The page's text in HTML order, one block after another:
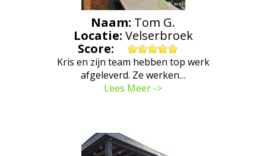
Naam: Tom G.
Locatie: Velserbroek
Score:
Kris en zijn team hebben top werk
afgeleverd. Ze werken…
Lees Meer ->